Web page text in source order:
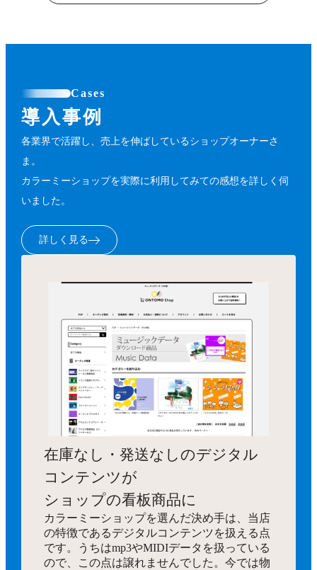
Cases
導入事例
各業界で活躍し、売上を伸ばしているショップオーナーさ
ま。
カラーミーショップを実際に利用してみての感想を詳しく伺
いました。
詳しく見る
在庫なし・発送なしのデジタル
コンテンツが
ショップの看板商品に
カラーミーショップを選んだ決め手は、当店
の特徴であるデジタルコンテンツを扱える点
です。うちはmp3やMIDIデータを扱っている
ので、この点は譲れませんでした。今では物